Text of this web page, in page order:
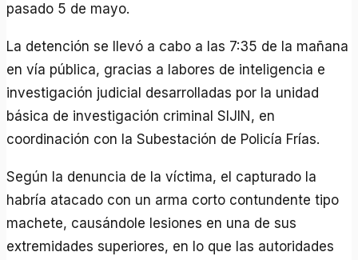
pasado 5 de mayo.
La detención se llevó a cabo a las 7:35 de la mañana
en vía pública, gracias a labores de inteligencia e
investigación judicial desarrolladas por la unidad
básica de investigación criminal SIJIN, en
coordinación con la Subestación de Policía Frías.
Según la denuncia de la víctima, el capturado la
habría atacado con un arma corto contundente tipo
machete, causándole lesiones en una de sus
extremidades superiores, en lo que las autoridades